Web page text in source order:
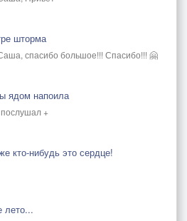
шторма
спасибо большое!!! Спасибо!!! 🤗
ядом напоила
+
кто-нибудь это сердце!
лето...